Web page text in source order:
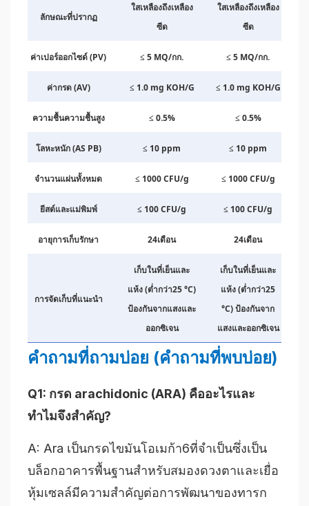
ลักษณะที่ปรากฏ
ใสเหลืองถึงเหลือง
ซีด
ใสเหลืองถึงเหลือง
ซีด
ค่าเปอร์ออกไซด์ (PV) ≤ 5 MQ/กก. ≤ 5 MQ/กก.
ค่ากรด (AV) ≤ 1.0 mg KOH/G ≤ 1.0 mg KOH/G
ความชื้นความชื้นสูง ≤ 0.5% ≤ 0.5%
โลหะหนัก (AS PB) ≤ 10 ppm ≤ 10 ppm
จำนวนแผ่นทั้งหมด ≤ 1000 CFU/g ≤ 1000 CFU/g
ยีสต์และแม่พิมพ์ ≤ 100 CFU/g ≤ 100 CFU/g
อายุการเก็บรักษา 24เดือน 24เดือน
การจัดเก็บที่แนะนำ
เก็บในที่เย็นและ
แห้ง (ต่ำกว่า25 °C)
ป้องกันจากแสงและ
ออกซิเจน
เก็บในที่เย็นและ
แห้ง (ต่ำกว่า25
°C) ป้องกันจาก
แสงและออกซิเจน
คำถามที่ถามบ่อย (คำถามที่พบบ่อย)
Q1: กรด arachidonic (ARA) คืออะไรและ
ทำไมจึงสำคัญ?
A: Ara เป็นกรดไขมันโอเมก้า6ที่จำเป็นซึ่งเป็น
บล็อกอาคารพื้นฐานสำหรับสมองดวงตาและเยื่อ
หุ้มเซลล์มีความสำคัญต่อการพัฒนาของทารก